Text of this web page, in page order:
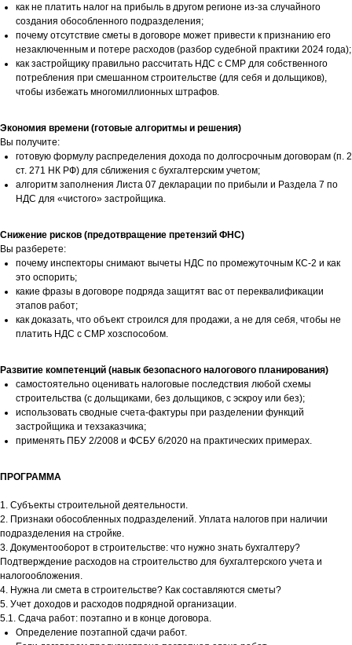
как не платить налог на прибыль в другом регионе из-за случайного
создания обособленного подразделения;
почему отсутствие сметы в договоре может привести к признанию его
незаключенным и потере расходов (разбор судебной практики 2024 года);
как застройщику правильно рассчитать НДС с СМР для собственного
потребления при смешанном строительстве (для себя и дольщиков),
чтобы избежать многомиллионных штрафов.
Экономия времени (готовые алгоритмы и решения)
Вы получите:
готовую формулу распределения дохода по долгосрочным договорам (п. 2
ст. 271 НК РФ) для сближения с бухгалтерским учетом;
алгоритм заполнения Листа 07 декларации по прибыли и Раздела 7 по
НДС для «чистого» застройщика.
Снижение рисков (предотвращение претензий ФНС)
Вы разберете:
почему инспекторы снимают вычеты НДС по промежуточным КС-2 и как
это оспорить;
какие фразы в договоре подряда защитят вас от переквалификации
этапов работ;
как доказать, что объект строился для продажи, а не для себя, чтобы не
платить НДС с СМР хозспособом.
Развитие компетенций (навык безопасного налогового планирования)
самостоятельно оценивать налоговые последствия любой схемы
строительства (с дольщиками, без дольщиков, с эскроу или без);
использовать сводные счета-фактуры при разделении функций
застройщика и техзаказчика;
применять ПБУ 2/2008 и ФСБУ 6/2020 на практических примерах.
ПРОГРАММА
1. Субъекты строительной деятельности.
2. Признаки обособленных подразделений. Уплата налогов при наличии
подразделения на стройке.
3. Документооборот в строительстве: что нужно знать бухгалтеру?
Подтверждение расходов на строительство для бухгалтерского учета и
налогообложения.
4. Нужна ли смета в строительстве? Как составляются сметы?
5. Учет доходов и расходов подрядной организации.
5.1. Сдача работ: поэтапно и в конце договора.
Определение поэтапной сдачи работ.